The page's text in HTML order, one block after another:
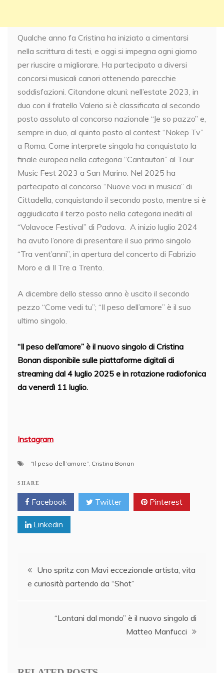
Qualche anno fa Cristina ha iniziato a cimentarsi
nella scrittura di testi, e oggi si impegna ogni giorno
per riuscire a migliorare. Ha partecipato a diversi
concorsi musicali canori ottenendo parecchie
soddisfazioni. Citandone alcuni: nell’estate 2023, in
duo con il fratello Valerio si è classificata al secondo
posto assoluto al concorso nazionale “Je so pazzo” e,
sempre in duo, al quinto posto al contest “Nokep Tv”
a Roma. Come interprete singola ha conquistato la
finale europea nella categoria “Cantautori” al Tour
Music Fest 2023 a San Marino. Nel 2025 ha
partecipato al concorso “Nuove voci in musica” di
Cittadella, conquistando il secondo posto, mentre si è
aggiudicata il terzo posto nella categoria inediti al
“Volavoce Festival” di Padova. A inizio luglio 2024
ha avuto l’onore di presentare il suo primo singolo
“Tra vent’anni”, in apertura del concerto di Fabrizio
Moro e di Il Tre a Trento.
A dicembre dello stesso anno è uscito il secondo
pezzo “Come vedi tu”; “Il peso dell’amore” è il suo
ultimo singolo.
“Il peso dell’amore” è il nuovo singolo di Cristina
Bonan disponibile sulle piattaforme digitali di
streaming dal 4 luglio 2025 e in rotazione radiofonica
da venerdì 11 luglio.
Instagram
“Il peso dell’amore”, Cristina Bonan
SHARE
Facebook Twitter Pinterest
Linkedin
Post
navigation
Uno spritz con Mavi eccezionale artista, vita
e curiosità partendo da “Shot”
“Lontani dal mondo” è il nuovo singolo di
Matteo Manfucci